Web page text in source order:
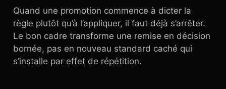
Quand une promotion commence à dicter la
règle plutôt qu’à l’appliquer, il faut déjà s’arrêter.
Le bon cadre transforme une remise en décision
bornée, pas en nouveau standard caché qui
s’installe par effet de répétition.